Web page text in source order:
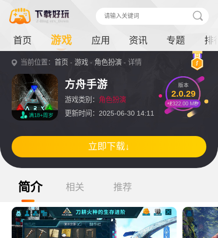
首页 游戏 应用 资讯 专题 排
当前位置：首页 -游戏 - 角色扮演 - 详情
满18+周岁
方舟手游
游戏类别： 角色扮演
更新时间：2025-06-30 14:11
版本
2.0.29
2322.00 MB
立即下载↓
简介 相关 推荐